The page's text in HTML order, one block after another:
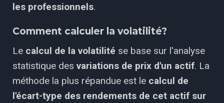
les professionnels.
Comment calculer la volatilité?
Le calcul de la volatilité se base sur l'analyse
statistique des variations de prix d'un actif. La
méthode la plus répandue est le calcul de
l'écart-type des rendements de cet actif sur